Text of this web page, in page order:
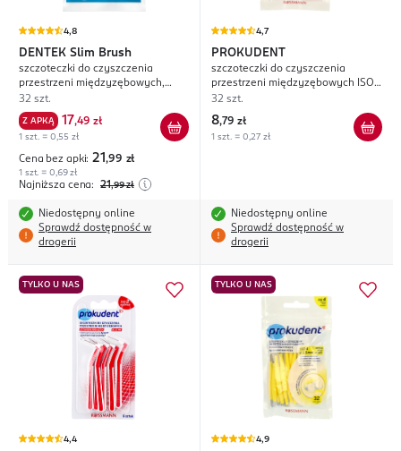
4,8
DENTEK Slim Brush
szczoteczki do czyszczenia
przestrzeni międzyzębowych,
bardzo delikatne
32 szt.
Z APKĄ 17,49 zł
1 szt. = 0,55 zł
Cena bez apki: 21 ,99 zł
1 szt. = 0,69 zł
Najniższa cena: 21,99 zł
Niedostępny online
Sprawdź dostępność w
drogerii
4,7
PROKUDENT
szczoteczki do czyszczenia
przestrzeni międzyzębowych ISO
2; 2,5 mm
32 szt.
8,79 zł
1 szt. = 0,27 zł
Niedostępny online
Sprawdź dostępność w
drogerii
TYLKO U NAS
4,4
TYLKO U NAS
4,9